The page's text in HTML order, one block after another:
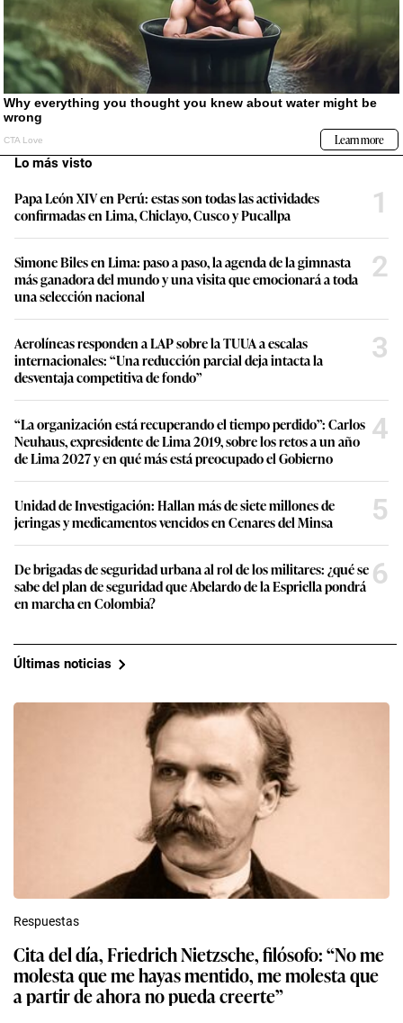
Lo más visto
Papa León XIV en Perú: estas son todas las actividades
confirmadas en Lima, Chiclayo, Cusco y Pucallpa
1
Simone Biles en Lima: paso a paso, la agenda de la gimnasta
más ganadora del mundo y una visita que emocionará a toda
una selección nacional
2
Aerolíneas responden a LAP sobre la TUUA a escalas
internacionales: “Una reducción parcial deja intacta la
desventaja competitiva de fondo”
3
“La organización está recuperando el tiempo perdido”: Carlos
Neuhaus, expresidente de Lima 2019, sobre los retos a un año
de Lima 2027 y en qué más está preocupado el Gobierno
4
Unidad de Investigación: Hallan más de siete millones de
jeringas y medicamentos vencidos en Cenares del Minsa
5
De brigadas de seguridad urbana al rol de los militares: ¿qué se
sabe del plan de seguridad que Abelardo de la Espriella pondrá
en marcha en Colombia?
6
Últimas noticias
Respuestas
Cita del día, Friedrich Nietzsche, filósofo: “No me
molesta que me hayas mentido, me molesta que
a partir de ahora no pueda creerte”